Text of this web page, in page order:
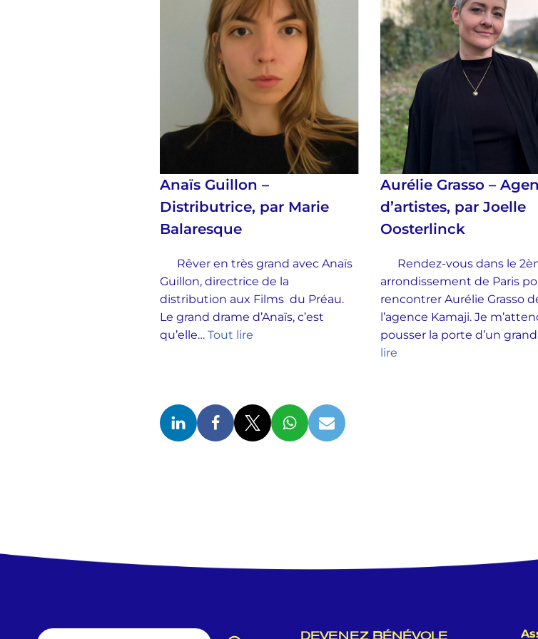
Anaïs Guillon –
Distributrice, par Marie
Balaresque
Rêver en très grand avec Anaïs
Guillon, directrice de la
distribution aux Films du Préau.
Le grand drame d’Anaïs, c’est
qu’elle… Tout lire
Aurélie Grasso –
d’artistes, par Joelle
Oosterlinck
Rendez-vous dans le
arrondissement de Paris
rencontrer Aurélie Grasso
l’agence Kamaji. Je
pousser la porte d’un
lire
DEVENEZ BÉNÉVOLE